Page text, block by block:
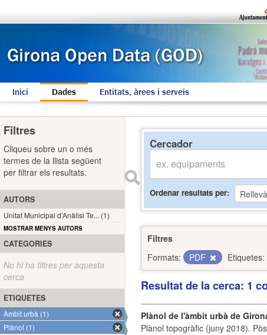
Inici Dades Entitats, àrees i serveis
Cercador
Ordenar resultats per
Filtres
Formats:
PDF Etiquetes:
Resultat de la cerca: 1
Plànol de l'àmbit urbà de
Plànol topogràfic (juny 2018).
Filtres
Cliqueu sobre un o més
termes de la llista següent
per filtrar els resultats.
AUTORS
Unitat Municipal d'Anàlisi Te... (1)
MOSTRAR MENYS AUTORS
CATEGORIES
No hi ha filtres per aquesta
cerca
ETIQUETES
Àmbit urbà (1)
Plànol (1)